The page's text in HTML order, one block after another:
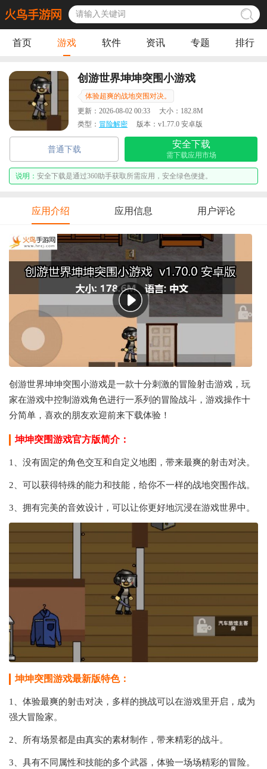
首页 游戏 软件 资讯 专题 排行
创游世界坤坤突围小游戏
体验超爽的战地突围对决。
更新： 2026-08-02 00:33 大小： 182.8M
类型： 冒险解密 版本： v1.77.0 安卓版
普通下载
安全下载
需下载应用市场
说明： 安全下载是通过360助手获取所需应用，安全绿色便捷。
应用介绍 应用信息 用户评论
创游世界坤坤突围小游戏是一款十分刺激的冒险射击游戏，玩
家在游戏中控制游戏角色进行一系列的冒险战斗，游戏操作十
分简单，喜欢的朋友欢迎前来下载体验！
坤坤突围游戏官方版简介：
1、没有固定的角色交互和自定义地图，带来最爽的射击对决。
2、可以获得特殊的能力和技能，给你不一样的战地突围作战。
3、拥有完美的音效设计，可以让你更好地沉浸在游戏世界中。
坤坤突围游戏最新版特色：
1、体验最爽的射击对决，多样的挑战可以在游戏里开启，成为
强大冒险家。
2、所有场景都是由真实的素材制作，带来精彩的战斗。
3、具有不同属性和技能的多个武器，体验一场场精彩的冒险。